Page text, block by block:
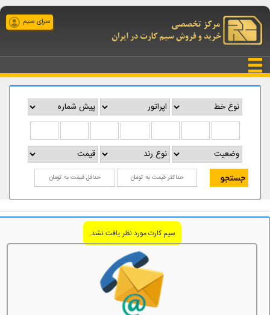
سرای سیم
سیم کارت مورد نظر یافت نشد.